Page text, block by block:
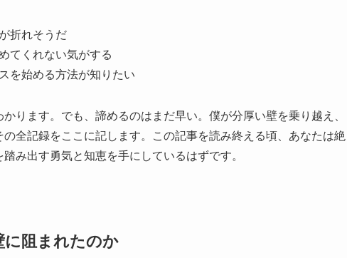
折れそうだ
てくれない気がする
を始める方法が知りたい
ります。でも、諦めるのはまだ早い。僕が分厚い壁を乗り越え、
全記録をここに記します。この記事を読み終える頃、あなたは絶
み出す勇気と知恵を手にしているはずです。
に阻まれたのか